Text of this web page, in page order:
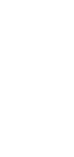
50mm.
Professional